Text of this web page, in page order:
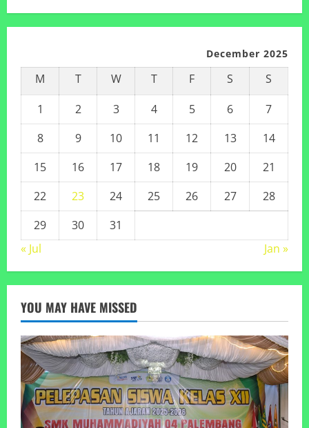
December 2025
M T W T F S
S
1
2 3 4 5 6
7
8
9 10 11 12 13
14
15
16 17 18 19 20
21
22
23 24 25 26 27
28
29
30
31
« Jul
Jan »
YOU MAY HAVE MISSED